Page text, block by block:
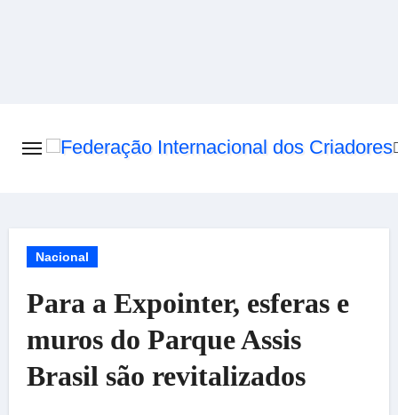
Nacional
Para a Expointer, esferas e
muros do Parque Assis
Brasil são revitalizados